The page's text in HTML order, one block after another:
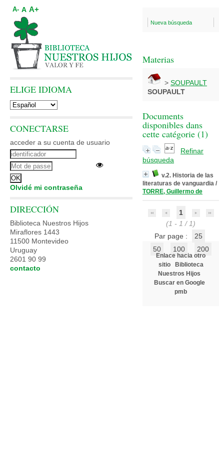
Nueva búsqueda
Materias
> SOUPAULT
SOUPAULT
Documents
disponibles dans
cette catégorie (1)
Refinar
búsqueda
v.2. Historia de las
literaturas de vanguardia /
TORRE, Guillermo de
1
(1 - 1 / 1)
Par page :
25
50
100 200
Enlace hacia otro
sitio
Biblioteca
Nuestros Hijos
Buscar en Google
pmb
A- A A+
ELIGE IDIOMA
CONECTARSE
acceder a su cuenta de usuario
Olvidé mi contraseña
DIRECCIÓN
Biblioteca Nuestros Hijos
Miraflores 1443
11500 Montevideo
Uruguay
2601 90 99
contacto